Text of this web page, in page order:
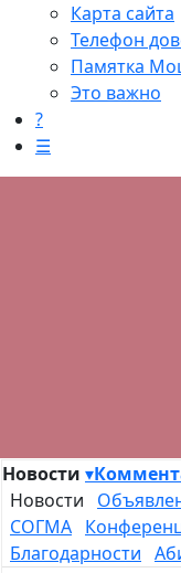
Карта сайта
Телефон
Памятка
Это важно
?
☰
Новости ▾
Новости
СОГМА
Благодарности